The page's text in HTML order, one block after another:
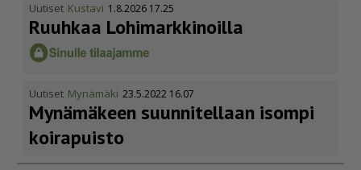
Uutiset Kustavi 1.8.2026 17.25
Ruuhkaa Lohimark­ki­noilla
Uutiset Mynämäki 23.5.2022 16.07
Mynämäkeen suunnitellaan isompi
koirapuisto